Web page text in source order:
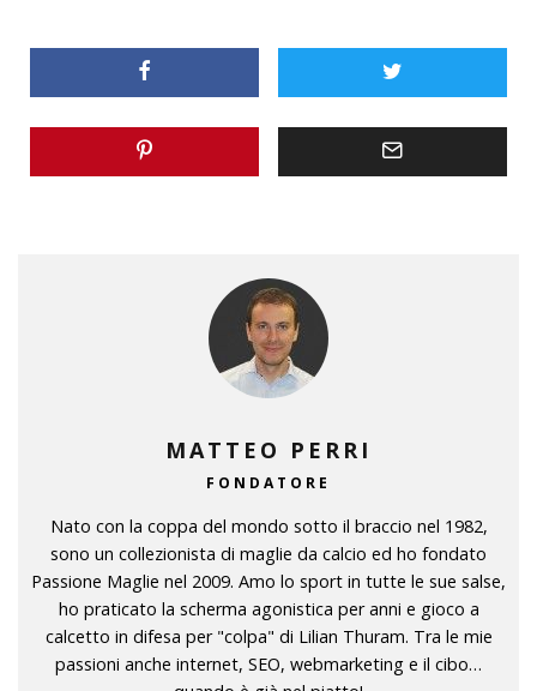
MATTEO PERRI
FONDATORE
Nato con la coppa del mondo sotto il braccio nel 1982,
sono un collezionista di maglie da calcio ed ho fondato
Passione Maglie nel 2009. Amo lo sport in tutte le sue salse,
ho praticato la scherma agonistica per anni e gioco a
calcetto in difesa per "colpa" di Lilian Thuram. Tra le mie
passioni anche internet, SEO, webmarketing e il cibo…